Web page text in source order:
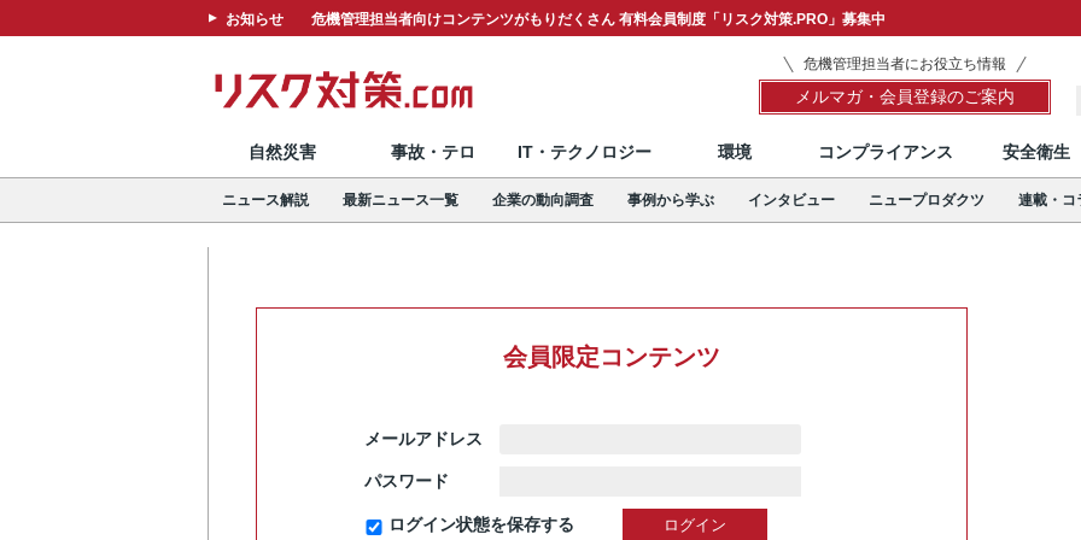
お知らせ 危機管理担当者向けコンテンツがもりだくさん 有料会員制度「リスク対策.PRO」募集中
危機管理担当者にお役立ち情報
メルマガ・会員登録のご案内
自然災害 事故・テロ IT・テクノロジー 環境 コンプライアンス 安全衛生
ニュース解説 最新ニュース一覧 企業の動向調査 事例から学ぶ インタビュー ニュープロダクツ 連載・コ
会員限定コンテンツ
メールアドレス
パスワード
ログイン状態を保存する